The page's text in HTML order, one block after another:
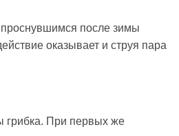
проснувшимся после зимы
оказывает и струя пара
грибка. При первых же